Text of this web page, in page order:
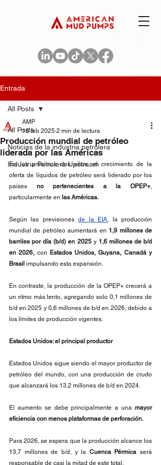
Entrada
All Posts
Noticias de la industria petrolera
Industria Petrolera Upstream
All Posts
Producción mundial de petróleo
liderada por las Américas
AMP
18 feb 2025 2 min de lectura
En los próximos dos años, el crecimiento de la
oferta de líquidos de petróleo será liderado por los
países no pertenecientes a la OPEP+,
particularmente en las Américas.
Según las previsiones de la EIA, la producción
mundial de petróleo aumentará en 1,9 millones de
barriles por día (b/d) en 2025 y 1,6 millones de b/d
en 2026, con Estados Unidos, Guyana, Canadá y
Brasil impulsando esta expansión.
En contraste, la producción de la OPEP+ crecerá a
un ritmo más lento, agregando solo 0,1 millones de
b/d en 2025 y 0,6 millones de b/d en 2026, debido a
los límites de producción vigentes.
Estados Unidos: el principal productor
Estados Unidos sigue siendo el mayor productor de
petróleo del mundo, con una producción de crudo
que alcanzará los 13,2 millones de b/d en 2024.
El aumento se debe principalmente a una mayor
eficiencia con menos plataformas de perforación.
Para 2026, se espera que la producción alcance los
13,7 millones de b/d, y la Cuenca Pérmica será
responsable de casi la mitad de este total.